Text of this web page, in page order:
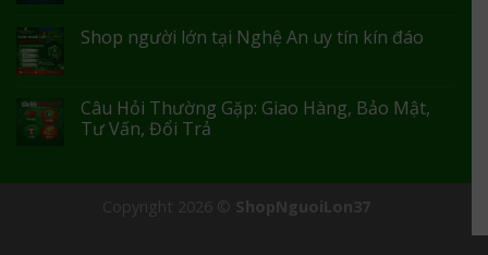
Shop người lớn tại Nghệ An uy tín kín đáo
Câu Hỏi Thường Gặp: Giao Hàng, Bảo Mật,
Tư Vấn, Đổi Trả
Copyright 2026 © ShopNguoiLon37